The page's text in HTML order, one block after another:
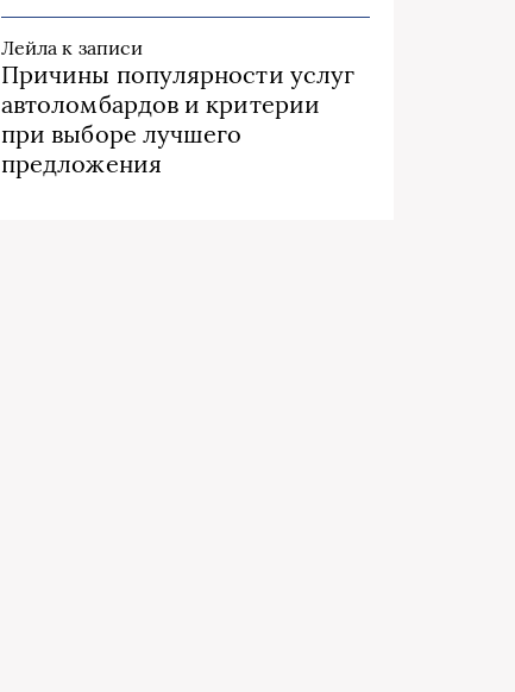
Лейла к записи
Причины популярности услуг
автоломбардов и критерии
при выборе лучшего
предложения